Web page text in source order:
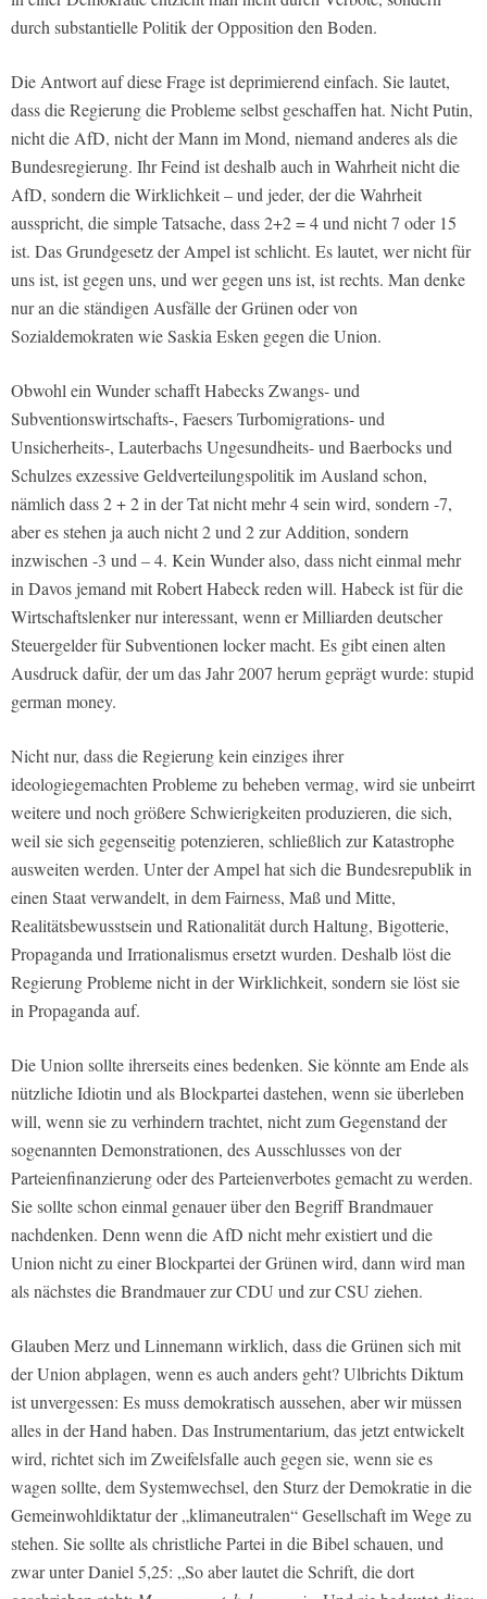
durch substantielle Politik der Opposition den Boden.
Die Antwort auf diese Frage ist deprimierend einfach. Sie lautet,
dass die Regierung die Probleme selbst geschaffen hat. Nicht Putin,
nicht die AfD, nicht der Mann im Mond, niemand anderes als die
Bundesregierung. Ihr Feind ist deshalb auch in Wahrheit nicht die
AfD, sondern die Wirklichkeit – und jeder, der die Wahrheit
ausspricht, die simple Tatsache, dass 2+2 = 4 und nicht 7 oder 15
ist. Das Grundgesetz der Ampel ist schlicht. Es lautet, wer nicht für
uns ist, ist gegen uns, und wer gegen uns ist, ist rechts. Man denke
nur an die ständigen Ausfälle der Grünen oder von
Sozialdemokraten wie Saskia Esken gegen die Union.
Obwohl ein Wunder schafft Habecks Zwangs- und
Subventionswirtschafts-, Faesers Turbomigrations- und
Unsicherheits-, Lauterbachs Ungesundheits- und Baerbocks und
Schulzes exzessive Geldverteilungspolitik im Ausland schon,
nämlich dass 2 + 2 in der Tat nicht mehr 4 sein wird, sondern -7,
aber es stehen ja auch nicht 2 und 2 zur Addition, sondern
inzwischen -3 und – 4. Kein Wunder also, dass nicht einmal mehr
in Davos jemand mit Robert Habeck reden will. Habeck ist für die
Wirtschaftslenker nur interessant, wenn er Milliarden deutscher
Steuergelder für Subventionen locker macht. Es gibt einen alten
Ausdruck dafür, der um das Jahr 2007 herum geprägt wurde: stupid
german money.
Nicht nur, dass die Regierung kein einziges ihrer
ideologiegemachten Probleme zu beheben vermag, wird sie unbeirrt
weitere und noch größere Schwierigkeiten produzieren, die sich,
weil sie sich gegenseitig potenzieren, schließlich zur Katastrophe
ausweiten werden. Unter der Ampel hat sich die Bundesrepublik in
einen Staat verwandelt, in dem Fairness, Maß und Mitte,
Realitätsbewusstsein und Rationalität durch Haltung, Bigotterie,
Propaganda und Irrationalismus ersetzt wurden. Deshalb löst die
Regierung Probleme nicht in der Wirklichkeit, sondern sie löst sie
in Propaganda auf.
Die Union sollte ihrerseits eines bedenken. Sie könnte am Ende als
nützliche Idiotin und als Blockpartei dastehen, wenn sie überleben
will, wenn sie zu verhindern trachtet, nicht zum Gegenstand der
sogenannten Demonstrationen, des Ausschlusses von der
Parteienfinanzierung oder des Parteienverbotes gemacht zu werden.
Sie sollte schon einmal genauer über den Begriff Brandmauer
nachdenken. Denn wenn die AfD nicht mehr existiert und die
Union nicht zu einer Blockpartei der Grünen wird, dann wird man
als nächstes die Brandmauer zur CDU und zur CSU ziehen.
Glauben Merz und Linnemann wirklich, dass die Grünen sich mit
der Union abplagen, wenn es auch anders geht? Ulbrichts Diktum
ist unvergessen: Es muss demokratisch aussehen, aber wir müssen
alles in der Hand haben. Das Instrumentarium, das jetzt entwickelt
wird, richtet sich im Zweifelsfalle auch gegen sie, wenn sie es
wagen sollte, dem Systemwechsel, den Sturz der Demokratie in die
Gemeinwohldiktatur der „klimaneutralen“ Gesellschaft im Wege zu
stehen. Sie sollte als christliche Partei in die Bibel schauen, und
zwar unter Daniel 5,25: „So aber lautet die Schrift, die dort